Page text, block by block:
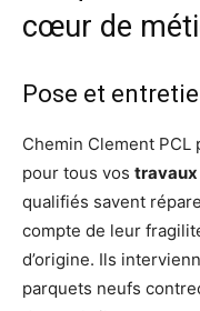
cœur de
Pose et
Chemin Clement
pour tous vos travaux
qualifiés savent
compte de leur
d’origine. Ils
parquets neufs